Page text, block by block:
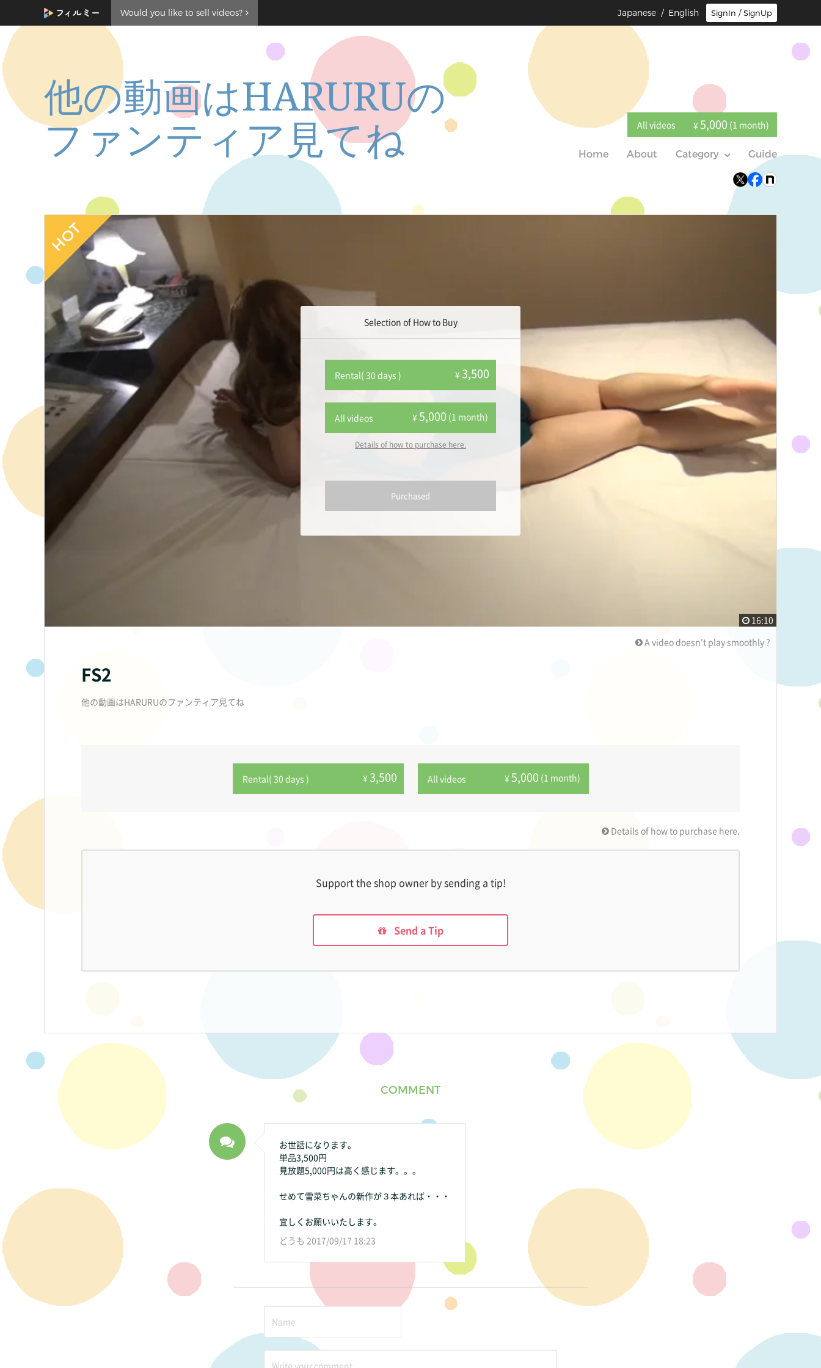
Would you like to sell videos? SignIn / SignUp
Japanese / English
他の動画はHARURUの
ファンティア見てね
All videos ¥5,000 (1 month)
Home About Category Guide
Selection of How to Buy
Rental( 30 days ) ¥3,500
All videos ¥5,000 (1 month)
Details of how to purchase here.
Purchased
16:10
A video doesn't play smoothly ?
FS2
他の動画はHARURUのファンティア見てね
Rental( 30 days ) ¥3,500 All videos ¥5,000 (1 month)
Details of how to purchase here.
Support the shop owner by sending a tip!
Send a Tip
COMMENT
お世話になります。
単品3,500円
見放題5,000円は高く感じます。。。
せめて雪菜ちゃんの新作が３本あれば・・・
宜しくお願いいたします。
どうも 2017/09/17 18:23